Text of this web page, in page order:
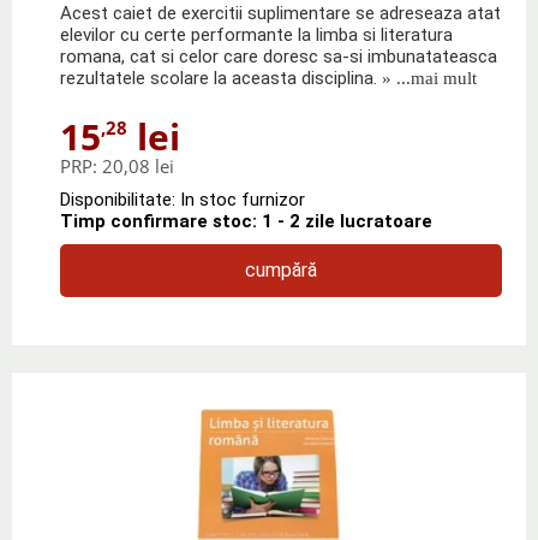
Acest caiet de exercitii suplimentare se adreseaza atat
elevilor cu certe performante la limba si literatura
romana, cat si celor care doresc sa-si imbunatateasca
rezultatele scolare la aceasta disciplina. » ...mai mult
15,28 lei
PRP: 20,08 lei
Disponibilitate: In stoc furnizor
Timp confirmare stoc: 1 - 2 zile lucratoare
cumpără